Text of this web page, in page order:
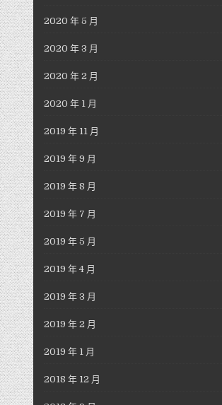
2020 年 5 月
2020 年 3 月
2020 年 2 月
2020 年 1 月
2019 年 11 月
2019 年 9 月
2019 年 8 月
2019 年 7 月
2019 年 5 月
2019 年 4 月
2019 年 3 月
2019 年 2 月
2019 年 1 月
2018 年 12 月